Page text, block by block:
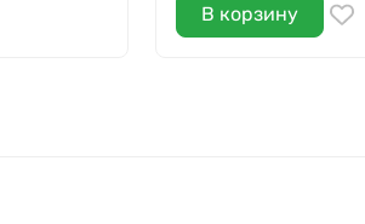
В корзину